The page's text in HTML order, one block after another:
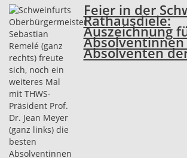
Feier in der
Rathausdiele:
Auszeichnung
Absolventen